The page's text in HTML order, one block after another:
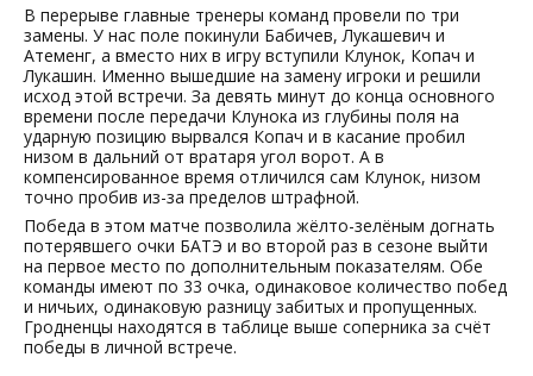
В перерыве главные тренеры команд провели по три
замены. У нас поле покинули Бабичев, Лукашевич и
Атеменг, а вместо них в игру вступили Клунок, Копач и
Лукашин. Именно вышедшие на замену игроки и решили
исход этой встречи. За девять минут до конца основного
времени после передачи Клунока из глубины поля на
ударную позицию вырвался Копач и в касание пробил
низом в дальний от вратаря угол ворот. А в
компенсированное время отличился сам Клунок, низом
точно пробив из-за пределов штрафной.
Победа в этом матче позволила жёлто-зелёным догнать
потерявшего очки БАТЭ и во второй раз в сезоне выйти
на первое место по дополнительным показателям. Обе
команды имеют по 33 очка, одинаковое количество побед
и ничьих, одинаковую разницу забитых и пропущенных.
Гродненцы находятся в таблице выше соперника за счёт
победы в личной встрече.